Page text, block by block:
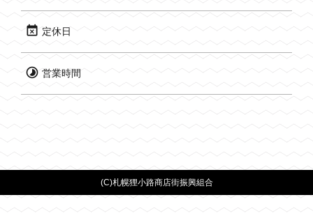
定休日
営業時間
(C)札幌狸小路商店街振興組合